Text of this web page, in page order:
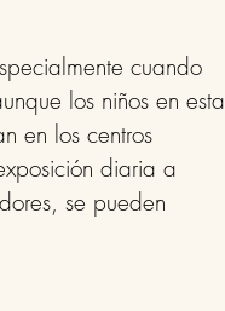
cuando
los niños en esta
en los centros
diaria a
se pueden